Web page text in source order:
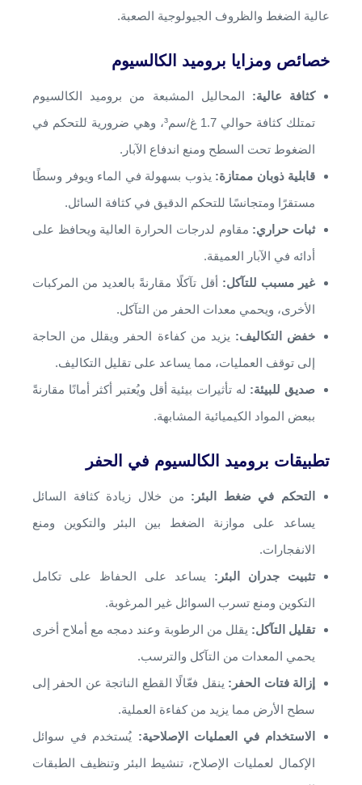
عالية الضغط والظروف الجيولوجية الصعبة.
خصائص ومزايا بروميد الكالسيوم
كثافة عالية: المحاليل المشبعة من بروميد الكالسيوم
تمتلك كثافة حوالي 1.7 غ/سم³، وهي ضرورية للتحكم في
الضغوط تحت السطح ومنع اندفاع الآبار.
قابلية ذوبان ممتازة: يذوب بسهولة في الماء ويوفر وسطًا
مستقرًا ومتجانسًا للتحكم الدقيق في كثافة السائل.
ثبات حراري: مقاوم لدرجات الحرارة العالية ويحافظ على
أدائه في الآبار العميقة.
غير مسبب للتآكل: أقل تآكلًا مقارنةً بالعديد من المركبات
الأخرى، ويحمي معدات الحفر من التآكل.
خفض التكاليف: يزيد من كفاءة الحفر ويقلل من الحاجة
إلى توقف العمليات، مما يساعد على تقليل التكاليف.
صديق للبيئة: له تأثيرات بيئية أقل ويُعتبر أكثر أمانًا مقارنةً
ببعض المواد الكيميائية المشابهة.
تطبيقات بروميد الكالسيوم في الحفر
التحكم في ضغط البئر: من خلال زيادة كثافة السائل
يساعد على موازنة الضغط بين البئر والتكوين ومنع
الانفجارات.
تثبيت جدران البئر: يساعد على الحفاظ على تكامل
التكوين ومنع تسرب السوائل غير المرغوبة.
تقليل التآكل: يقلل من الرطوبة وعند دمجه مع أملاح أخرى
يحمي المعدات من التآكل والترسب.
إزالة فتات الحفر: ينقل فعّالًا القطع الناتجة عن الحفر إلى
سطح الأرض مما يزيد من كفاءة العملية.
الاستخدام في العمليات الإصلاحية: يُستخدم في سوائل
الإكمال لعمليات الإصلاح، تنشيط البئر وتنظيف الطبقات